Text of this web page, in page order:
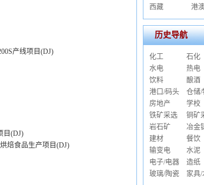
产线项目(DJ)
目(DJ)
焙食品生产项目(DJ)
西藏
港
历史导航
化工 石化
水电
热电
饮料
酿酒
港口/码头
仓储/
房地产
学校
铁矿采选
铜矿
岩石矿
冶金
建材
餐饮
输变电
水泥
电子/电器
造纸
玻璃/陶瓷
家具